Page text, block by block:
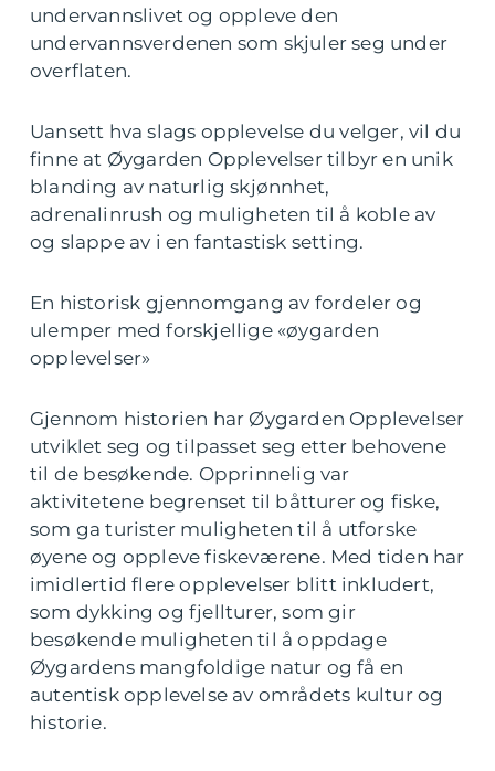
undervannslivet og oppleve den
undervannsverdenen som skjuler seg under
overflaten.
Uansett hva slags opplevelse du velger, vil du
finne at Øygarden Opplevelser tilbyr en unik
blanding av naturlig skjønnhet,
adrenalinrush og muligheten til å koble av
og slappe av i en fantastisk setting.
En historisk gjennomgang av fordeler og
ulemper med forskjellige «øygarden
opplevelser»
Gjennom historien har Øygarden Opplevelser
utviklet seg og tilpasset seg etter behovene
til de besøkende. Opprinnelig var
aktivitetene begrenset til båtturer og fiske,
som ga turister muligheten til å utforske
øyene og oppleve fiskeværene. Med tiden har
imidlertid flere opplevelser blitt inkludert,
som dykking og fjellturer, som gir
besøkende muligheten til å oppdage
Øygardens mangfoldige natur og få en
autentisk opplevelse av områdets kultur og
historie.